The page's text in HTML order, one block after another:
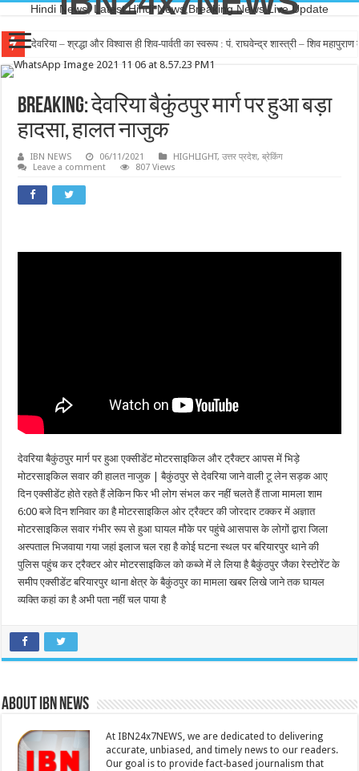
Hindi News, Latest Hindi News,Breaking News,Live Update
देवरिया – श्रद्धा और विश्वास ही शिव-पार्वती का स्वरूप : पं. राघवेन्द्र शास्त्री – शिव
देवरिया – कांग्रेस में ही है सिर्फ जमीनी कार्यकर्ताओ का सम्मान – विजयशेखर मल्ल रोशन
Breaking: देवरिया बैकुंठपुर मार्ग पर हुआ बड़ा
हादसा, हालत नाजुक
IBN NEWS 06/11/2021 HIGHLIGHT,उत्तर प्रदेश,ब्रेकिंग
Leave a comment
807 Views
देवरिया बैकुंठपुर मार्ग पर हुआ एक्सीडेंट मोटरसाइकिल और ट्रैक्टर आपस में भिड़े
मोटरसाइकिल सवार की हालत नाजुक | बैकुंठपुर से देवरिया जाने वाली टू लेन सड़क आए
दिन एक्सीडेंट होते रहते हैं लेकिन फिर भी लोग संभल कर नहीं चलते हैं ताजा मामला शाम
6:00 बजे दिन शनिवार का है मोटरसाइकिल ओर ट्रैक्टर की जोरदार टक्कर में अज्ञात
मोटरसाइकिल सवार गंभीर रूप से हुआ घायल मौके पर पहुंचे आसपास के लोगों द्वारा जिला
अस्पताल भिजवाया गया जहां इलाज चल रहा है कोई घटना स्थल पर बरियारपुर थाने की
पुलिस पहुंच कर ट्रैक्टर ओर मोटरसाइकिल को कब्जे में ले लिया है बैकुंठपुर जैका रेस्टोरेंट के
समीप एक्सीडेंट बरियारपुर थाना क्षेत्र के बैकुंठपुर का मामला खबर लिखे जाने तक घायल
व्यक्ति कहां का है अभी पता नहीं चल पाया है
About IBN NEWS
At IBN24x7NEWS, we are dedicated to delivering
accurate, unbiased, and timely news to our readers.
Our goal is to provide fact-based journalism that